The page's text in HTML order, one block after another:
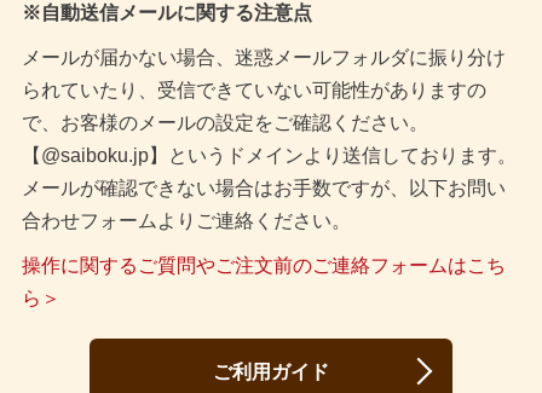
※自動送信メールに関する注意点
メールが届かない場合、迷惑メールフォルダに振り分け
られていたり、受信できていない可能性がありますの
で、お客様のメールの設定をご確認ください。
【@saiboku.jp】というドメインより送信しております。
メールが確認できない場合はお手数ですが、以下お問い
合わせフォームよりご連絡ください。
操作に関するご質問やご注文前のご連絡フォームはこち
ら＞
ご利用ガイド